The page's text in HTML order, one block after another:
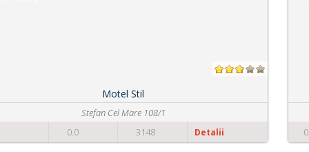
Pensiunea Brise
Strada Principala nr. 972